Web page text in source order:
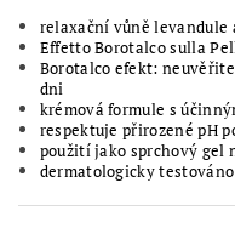
relaxační vůně levandule
Effetto Borotalco sulla
Borotalco efekt:
dni
krémová formule s
respektuje přirozené pH
použití jako sprchový gel
dermatologicky testováno